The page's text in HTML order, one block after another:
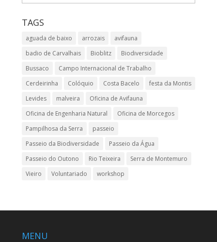
TAGS
aguada de baixo arrozais
avifauna
badio de Carvalhais
Bioblitz
Biodiversidade
Bussaco
Campo Internacional de Trabalho
Cerdeirinha
Colóquio Costa Bacelo
festa da Montis
Levides
malveira
Oficina de Avifauna
Oficina de Engenharia Natural
Oficina de Morcegos
Pampilhosa da Serra
passeio
Passeio da Biodiversidade
Passeio da Água
Passeio do Outono
Rio Teixeira
Serra de Montemuro
Vieiro
Voluntariado workshop
MENU